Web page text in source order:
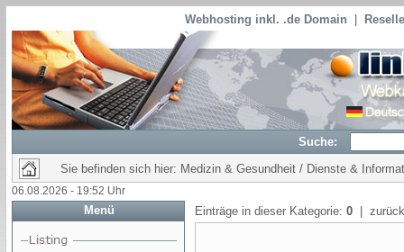
Webhosting inkl. .de Domain
Suche:
Sie befinden sich hier: Medizin & Gesundheit / Dienste &
06.08.2026 - 19:52 Uhr
Menü Einträge in dieser Kategorie: 0 |